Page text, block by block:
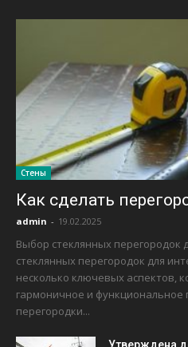
Стены
Как сделать
admin - 19.02.2025
Выбор стеклянных перегородок
стеклянных перегородок для
несколько ключевых аспектов,
гармоничное и функциональное
перегородки...